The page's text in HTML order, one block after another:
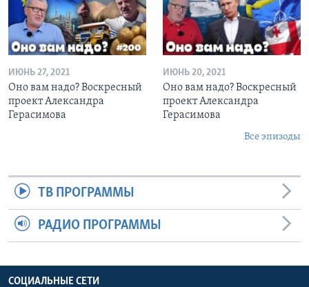
ИЮНЬ 27, 2021
Оно вам надо? Воскресный
проект Александра
Герасимова
ИЮНЬ 20, 2021
Оно вам надо? Воскресный
проект Александра
Герасимова
Все эпизоды
ТВ ПРОГРАММЫ
РАДИО ПРОГРАММЫ
СОЦИАЛЬНЫЕ СЕТИ